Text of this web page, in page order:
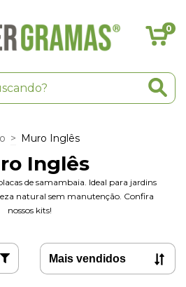
0
> Muro Inglês
Inglês
de samambaia. Ideal para jardins
natural sem manutenção. Confira
nossos kits!